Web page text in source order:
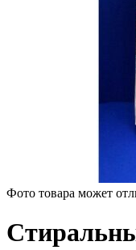
Фото товара может